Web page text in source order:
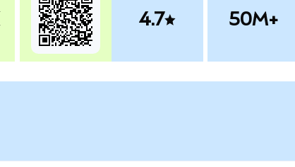
4.7 50M+